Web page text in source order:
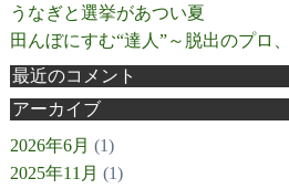
うなぎと選挙があつい夏
田んぼにすむ“達人”～脱出のプロ
最近のコメント
アーカイブ
2026年6月 (1)
2025年11月 (1)